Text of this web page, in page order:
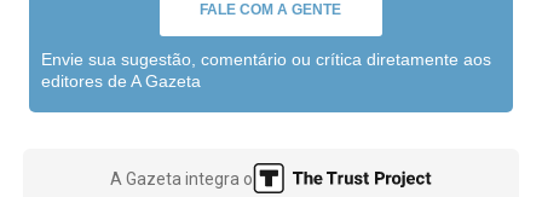
FALE COM A GENTE
Envie sua sugestão, comentário ou crítica diretamente aos
editores de A Gazeta
A Gazeta integra o